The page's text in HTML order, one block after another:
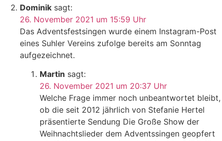
Dominik sagt:
26. November 2021 um 15:59 Uhr
Das Adventsfestsingen wurde einem Instagram-Post
eines Suhler Vereins zufolge bereits am Sonntag
aufgezeichnet.
Martin sagt:
26. November 2021 um 20:37 Uhr
Welche Frage immer noch unbeantwortet bleibt,
ob die seit 2012 jährlich von Stefanie Hertel
präsentierte Sendung Die Große Show der
Weihnachtslieder dem Adventssingen geopfert